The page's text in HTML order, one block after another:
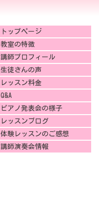
トップページ
教室の特徴
講師プロフィール
生徒さんの声
レッスン料金
Q&A
ピアノ発表会の様子
レッスンブログ
体験レッスンのご感想
講師演奏会情報